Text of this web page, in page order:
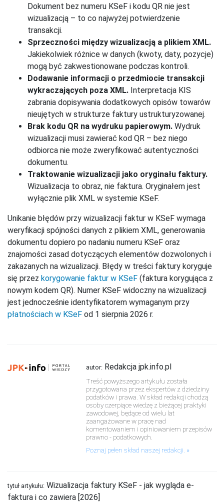
Dokument bez numeru KSeF i kodu QR nie jest
wizualizacją – to co najwyżej potwierdzenie
transakcji.
Sprzeczności między wizualizacją a plikiem XML.
Jakiekolwiek różnice w danych (kwoty, daty, pozycje)
mogą być zakwestionowane podczas kontroli.
Dodawanie informacji o przedmiocie transakcji
wykraczających poza XML. Interpretacja KIS
zabrania dopisywania dodatkowych opisów towarów
nieujętych w strukturze faktury ustrukturyzowanej.
Brak kodu QR na wydruku papierowym. Wydruk
wizualizacji musi zawierać kod QR – bez niego
odbiorca nie może zweryfikować autentyczności
dokumentu.
Traktowanie wizualizacji jako oryginału faktury.
Wizualizacja to obraz, nie faktura. Oryginałem jest
wyłącznie plik XML w systemie KSeF.
Unikanie błędów przy wizualizacji faktur w KSeF wymaga
weryfikacji spójności danych z plikiem XML, generowania
dokumentu dopiero po nadaniu numeru KSeF oraz
znajomości zasad dotyczących elementów dozwolonych i
zakazanych na wizualizacji. Błędy w treści faktury koryguje
się przez korygowanie faktur w KSeF (faktura korygująca z
nowym kodem QR). Numer KSeF widoczny na wizualizacji
jest jednocześnie identyfikatorem wymaganym przy
płatnościach w KSeF od 1 sierpnia 2026 r.
autor: Redakcja jpk.info.pl
Treść powyższego artykułu została
przygotowana przez ekspertów z dziedziny
podatków i prawa. W skład redakcji chodzą
osoby czerpiące wiedzę z bieżącej praktyki
zawodowej, będące od wielu lat
zaangażowane w pracę nad
komentowaniem i opiniowaniem przepisów
prawno - podatkowych.
Poznaj pełen skład naszej redakcji.
tytuł artykułu: Wizualizacja faktury KSeF - jak wygląda e-
faktura i co zawiera [2026]